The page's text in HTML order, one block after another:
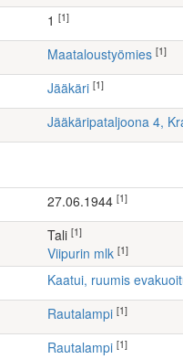
[1]
maataloustyömies [1]
Jääkäri [1]
Jääkäripataljoona 4,
27.06.1944 [1]
Tali [1]
Viipurin mlk [1]
Kaatui, ruumis
Rautalampi [1]
Rautalampi [1]